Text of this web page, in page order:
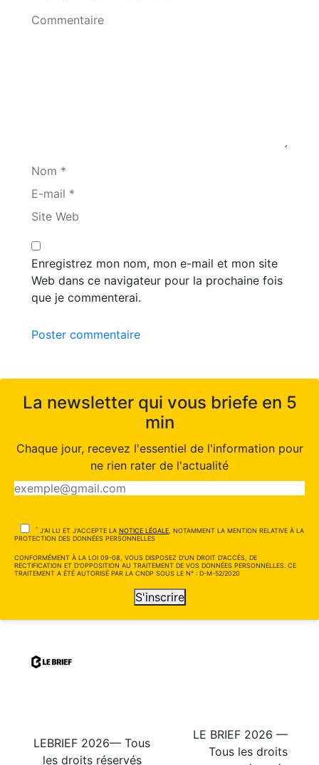
Commentaire
Nom *
E-mail *
Site Web
Enregistrez mon nom, mon e-mail et mon site
Web dans ce navigateur pour la prochaine fois
que je commenterai.
Poster commentaire
La newsletter qui vous briefe en 5
min
Chaque jour, recevez l'essentiel de l'information pour
ne rien rater de l'actualité
* J'AI LU ET J'ACCEPTE LA NOTICE LÉGALE , NOTAMMENT LA MENTION RELATIVE À LA
PROTECTION DES DONNÉES PERSONNELLES
CONFORMÉMENT À LA LOI 09-08, VOUS DISPOSEZ D'UN DROIT D'ACCÈS, DE
RECTIFICATION ET D'OPPOSITION AU TRAITEMENT DE VOS DONNÉES PERSONNELLES. CE
TRAITEMENT A ÉTÉ AUTORISÉ PAR LA CNDP SOUS LE N° : D-M-52/2020
S'inscrire
LEBRIEF 2026— Tous
les droits réservés
LE BRIEF 2026 —
Tous les droits